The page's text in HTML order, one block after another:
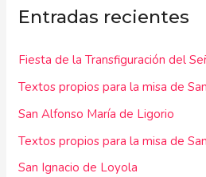
a
p
o
r
:
Entradas recientes
Fiesta de la Transfiguración del
Textos propios para la misa de
San Alfonso María de Ligorio
Textos propios para la misa de
San Ignacio de Loyola